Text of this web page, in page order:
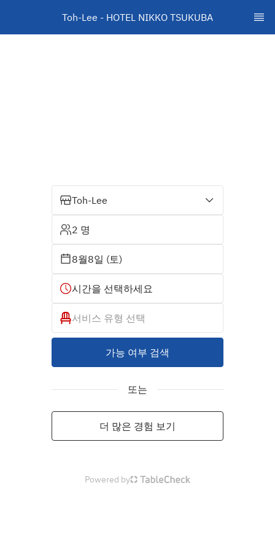
Toh-Lee - HOTEL NIKKO TSUKUBA
Toh-Lee
2 명
8월8일 (토)
시간을 선택하세요
서비스 유형 선택
가능 여부 검색
또는
더 많은 경험 보기
Powered by